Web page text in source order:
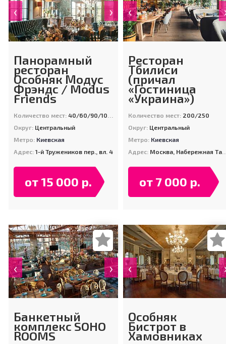
‹ ›
Панорамный
ресторан
Особняк Модус
Фрэндс / Modus
Friends
Количество мест:40/60/90/100/180
Округ: Центральный
Метро: Киевская
Адрес:1-й Тружеников пер., вл. 4
от 15 000 р.
‹
Ресторан
Тбилиси
(причал
«Гостиница
«Украина»)
Количество мест: 200/250
Округ: Центральный
Метро: Киевская
Адрес: Москва, Набережная Тараса Шевченко, ПРИЧАЛ «ГОСТИНИЦА «УКРАИНА»
от 7 000 р.
‹ ›
Банкетный
комплекс SOHO
ROOMS
‹
Особняк
Бистрот в
Хамовниках